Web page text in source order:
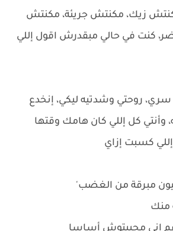
زيك، مكنتش جريئة، مكنتش
كنت في حالي مبقدرش اقول إللي
روحتي وشدتيه ليكي، إنخدع
وأنتي كل إللي كان هامك وقتها
كسبت إزاي
مبرقة من الغضب'
منك
إني محبيتوش أساسا